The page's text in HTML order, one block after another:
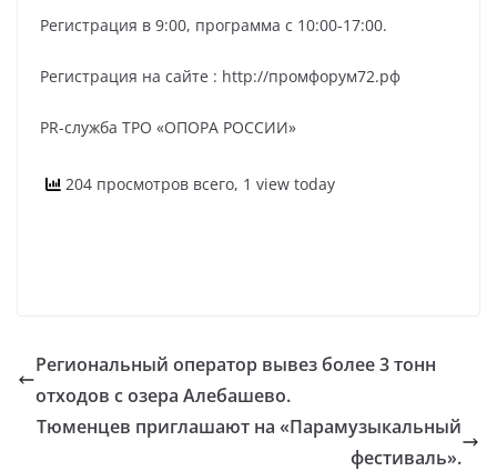
Регистрация в 9:00, программа с 10:00-17:00.
Регистрация на сайте : http://промфорум72.рф
PR-служба ТРО «ОПОРА РОССИИ»
204 просмотров всего, 1 view today
Региональный оператор вывез более 3 тонн
отходов с озера Алебашево.
Тюменцев приглашают на «Парамузыкальный
фестиваль».